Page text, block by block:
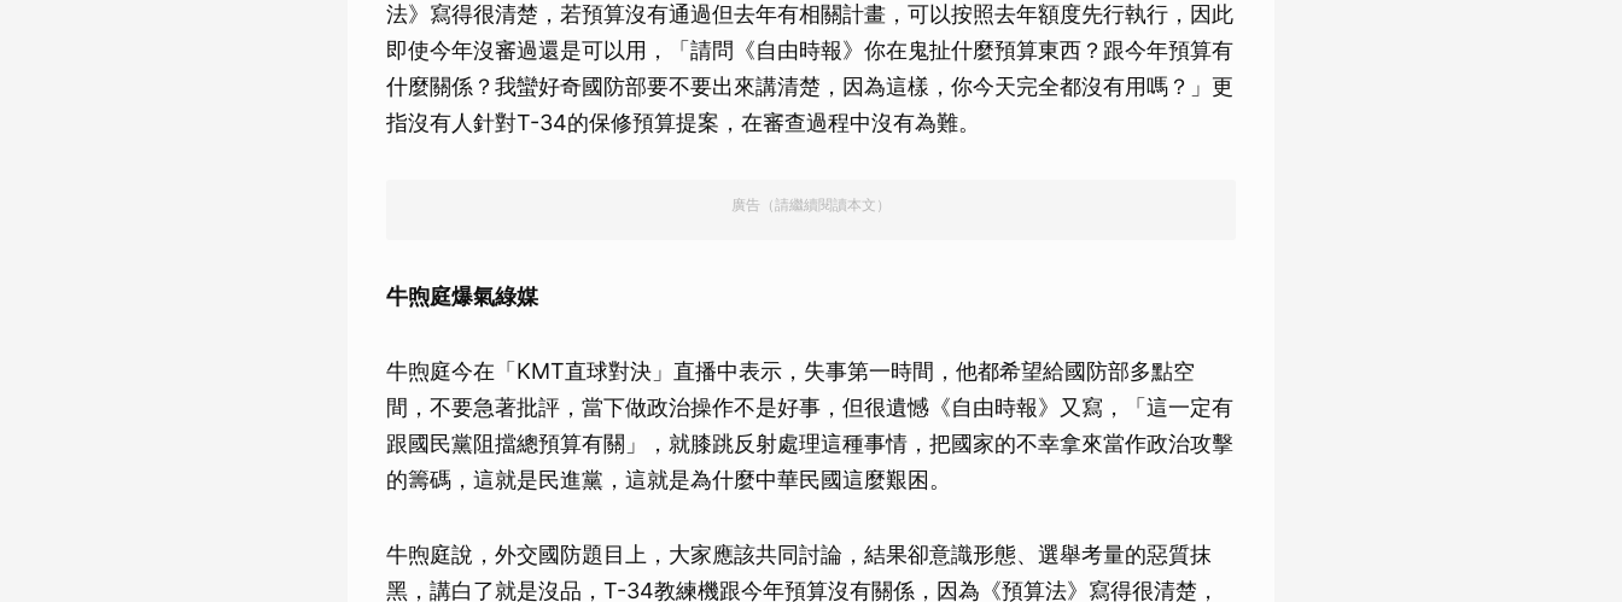
法》寫得很清楚，若預算沒有通過但去年有相關計畫，可以按照去年額度先行執行，因此
即使今年沒審過還是可以用，「請問《自由時報》你在鬼扯什麼預算東西？跟今年預算有
什麼關係？我蠻好奇國防部要不要出來講清楚，因為這樣，你今天完全都沒有用嗎？」更
指沒有人針對T-34的保修預算提案，在審查過程中沒有為難。
廣告（請繼續閱讀本文）
牛煦庭爆氣綠媒
牛煦庭今在「KMT直球對決」直播中表示，失事第一時間，他都希望給國防部多點空
間，不要急著批評，當下做政治操作不是好事，但很遺憾《自由時報》又寫，「這一定有
跟國民黨阻擋總預算有關」，就膝跳反射處理這種事情，把國家的不幸拿來當作政治攻擊
的籌碼，這就是民進黨，這就是為什麼中華民國這麼艱困。
牛煦庭說，外交國防題目上，大家應該共同討論，結果卻意識形態、選舉考量的惡質抹
黑，講白了就是沒品，T-34教練機跟今年預算沒有關係，因為《預算法》寫得很清楚，